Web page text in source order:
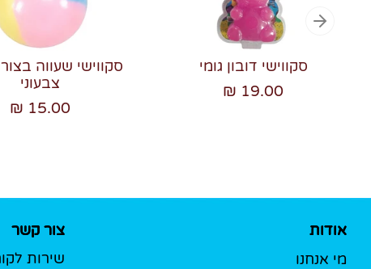
סקווישי שעווה
צבעוני
15.00 ₪
סקווישי דובון גומי
19.00 ₪
אודות
מי אנחנו
צור קשר
שירות